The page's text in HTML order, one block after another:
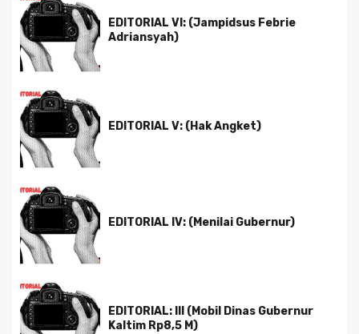
EDITORIAL VI: (Jampidsus Febrie
Adriansyah)
EDITORIAL V: (Hak Angket)
EDITORIAL IV: (Menilai Gubernur)
EDITORIAL: III (Mobil Dinas Gubernur
Kaltim Rp8,5 M)